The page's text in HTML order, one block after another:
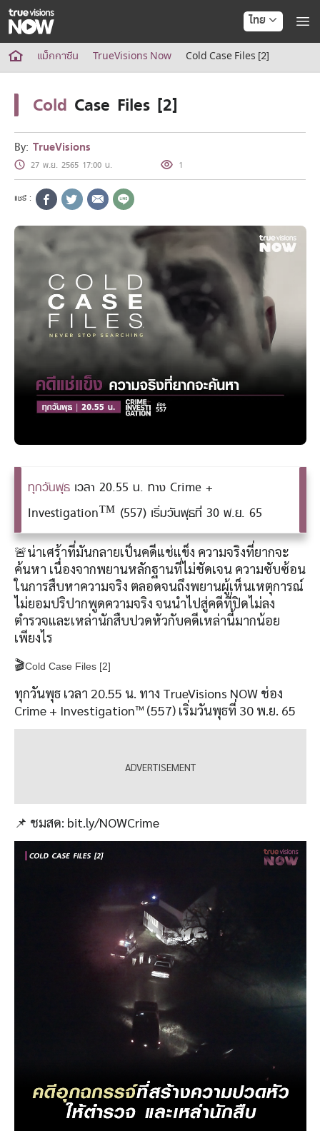
ไทย
True AF2026
แพ็กเกจ
NOW SPORTS
NOW Muay Thai
แพ็กเกจทรูวิชันส์นาวทั้งหมด
เคเบิลและจานดาวเทียม
สิทธิพิเศษ
สิทธิพิเศษลูกค้าทรูวิชั่นส์
HoReCa
แพ็กเกจสำหรับผู้ประกอบการ
หาร้านร่วมรายการ
FAQs
แม็กกาซีน TrueVisions Now Cold Case Files [2]
Cold Case Files [2]
By: TrueVisions
27 พ.ย. 2565 17:00 น. 1
ทุกวันพุธ เวลา 20.55 น. ทาง Crime +
Investigation™ (557) เริ่มวันพุธที่ 30 พ.ย. 65
🚨น่าเศร้าที่มันกลายเป็นคดีแช่แข็ง ความจริงที่ยากจะ
ค้นหา เนื่องจากพยานหลักฐานที่ไม่ชัดเจน ความซับซ้อน
ในการสืบหาความจริง ตลอดจนถึงพยานผู้เห็นเหตุการณ์
ไม่ยอมปริปากพูดความจริง จนนำไปสู่คดีที่ปิดไม่ลง
ตำรวจและเหล่านักสืบปวดหัวกับคดีเหล่านี้มากน้อย
เพียงไร
🎬Cold Case Files [2]
ทุกวันพุธ เวลา 20.55 น. ทาง TrueVisions NOW ช่อง
Crime + Investigation™ (557) เริ่มวันพุธที่ 30 พ.ย. 65
📌 ชมสด: bit.ly/NOWCrime